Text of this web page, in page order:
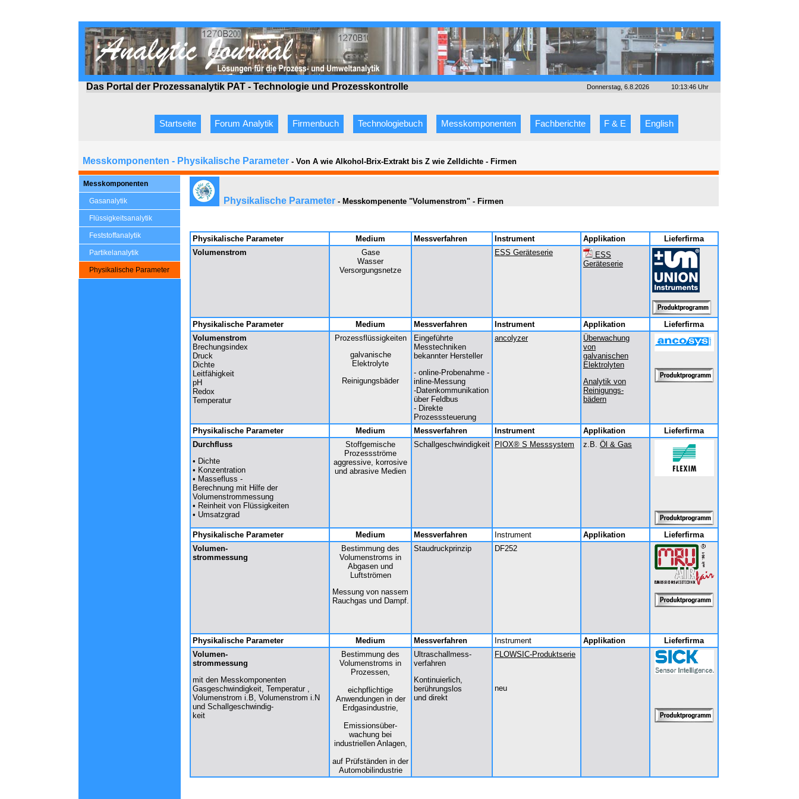
Das Portal der Prozessanalytik PAT - Technologie und Prozesskontrolle Donnerstag, 6.8.2026 10:13:46 Uhr
Startseite Forum Analytik Firmenbuch Technologiebuch Messkomponenten Fachberichte F & E English
Messkomponenten - Physikalische Parameter - Von A wie Alkohol-Brix-Extrakt bis Z wie Zelldichte - Firmen
Messkomponenten
Gasanalytik
Flüssigkeitsanalytik
Feststoffanalytik
Partikelanalytik
Physikalische Parameter
Physikalische Parameter - Messkompenente "Volumenstrom" - Firmen
Physikalische Parameter Medium Messverfahren Instrument Applikation
Lieferfirma
Volumenstrom
Gase
Wasser
Versorgungsnetze
ESS Geräteserie
ESS
Geräteserie
Physikalische Parameter Medium Messverfahren Instrument Applikation
Lieferfirma
Volumenstrom
Brechungsindex
Druck
Dichte
Leitfähigkeit
pH
Redox
Temperatur
Prozessflüssigkeiten
galvanische
Elektrolyte
Reinigungsbäder
Eingeführte
Messtechniken
bekannter Hersteller
- online-Probenahme -
inline-Messung
-Datenkommunikation
über Feldbus
- Direkte
Prozesssteuerung
ancolyzer
Überwachung
von
galvanischen
Elektrolyten
Analytik von
Reinigungs-
bädern
Physikalische Parameter Medium Messverfahren Instrument Applikation
Lieferfirma
Durchfluss
• Dichte
• Konzentration
• Massefluss -
Berechnung mit Hilfe der
Volumenstrommessung
• Reinheit von Flüssigkeiten
• Umsatzgrad
Stoffgemische
Prozessströme
aggressive, korrosive
und abrasive Medien
Schallgeschwindigkeit PIOX® S Messsystem z.B. Öl & Gas
Physikalische Parameter Medium Messverfahren Instrument Applikation
Lieferfirma
Volumen-
strommessung
Bestimmung des
Volumenstroms in
Abgasen und
Luftströmen
Messung von nassem
Rauchgas und Dampf.
Staudruckprinzip DF252
Physikalische Parameter Medium Messverfahren Instrument Applikation
Lieferfirma
Volumen-
strommessung
mit den Messkomponenten
Gasgeschwindigkeit, Temperatur ,
Volumenstrom i.B, Volumenstrom i.N
und Schallgeschwindig-
keit
Bestimmung des
Volumenstroms in
Prozessen,
eichpflichtige
Anwendungen in der
Erdgasindustrie,
Emissionsüber-
wachung bei
industriellen Anlagen,
auf Prüfständen in der
Automobilindustrie
Ultraschallmess-
verfahren
Kontinuierlich,
berührungs­los­
und direkt
FLOWSIC-Produktserie
neu